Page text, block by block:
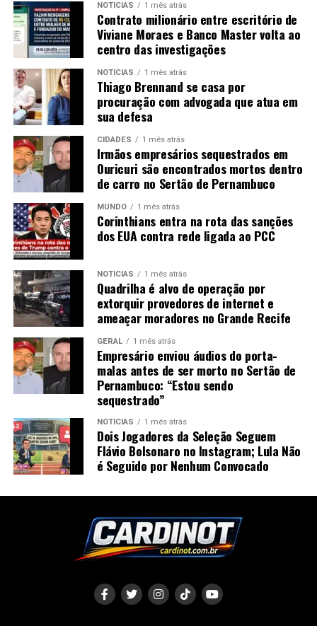
NOTÍCIAS 1 mês atrás
Contrato milionário entre escritório de
Viviane Moraes e Banco Master volta ao
centro das investigações
NOTÍCIAS 1 mês atrás
Thiago Brennand se casa por
procuração com advogada que atua em
sua defesa
CIDADES 1 mês atrás
Irmãos empresários sequestrados em
Ouricuri são encontrados mortos dentro
de carro no Sertão de Pernambuco
MUNDO 1 mês atrás
Corinthians entra na rota das sanções
dos EUA contra rede ligada ao PCC
NOTÍCIAS 1 mês atrás
Quadrilha é alvo de operação por
extorquir provedores de internet e
ameaçar moradores no Grande Recife
GERAL 1 mês atrás
Empresário enviou áudios do porta-
malas antes de ser morto no Sertão de
Pernambuco: “Estou sendo
sequestrado”
NOTÍCIAS 1 mês atrás
Dois Jogadores da Seleção Seguem
Flávio Bolsonaro no Instagram; Lula Não
é Seguido por Nenhum Convocado